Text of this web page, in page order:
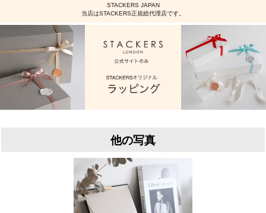
STACKERS JAPAN
当店はSTACKERS正規総代理店です。
他の写真